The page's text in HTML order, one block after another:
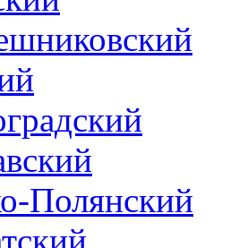
Полянский